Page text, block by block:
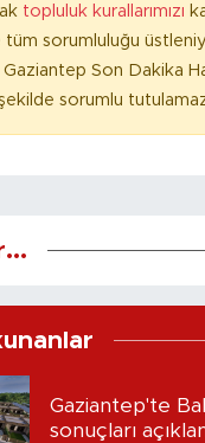
topluluk kurallarımızı
sorumluluğu
Son Dakika
sorumlu
Gaziantep'te
sonuçları